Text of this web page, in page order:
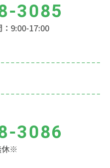
3085
9:00-17:00
3086
休※